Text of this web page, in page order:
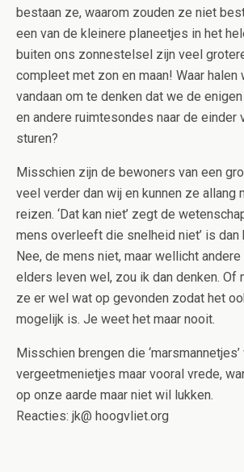
bestaan ze, waarom zouden ze niet
een van de kleinere planeetjes in het
buiten ons zonnestelsel zijn veel grotere
compleet met zon en maan! Waar halen
vandaan om te denken dat we de
en andere ruimtesondes naar de einder
sturen?
Misschien zijn de bewoners van een
veel verder dan wij en kunnen ze allang
reizen. ‘Dat kan niet’ zegt de
mens overleeft die snelheid niet’ is dan
Nee, de mens niet, maar wellicht
elders leven wel, zou ik dan denken. Of
ze er wel wat op gevonden zodat het
mogelijk is. Je weet het maar nooit.
Misschien brengen die
vergeetmenietjes maar vooral vrede,
op onze aarde maar niet wil lukken.
Reacties: jk@ hoogvliet.org